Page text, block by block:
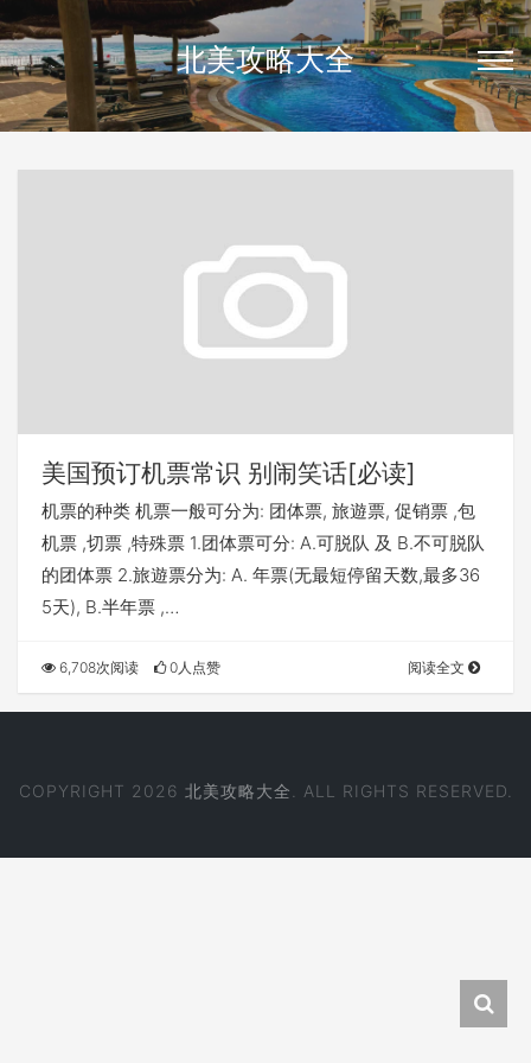
北美攻略大全
美国预订机票常识 别闹笑话[必读]
机票的种类 机票一般可分为: 团体票, 旅遊票, 促销票 ,包
机票 ,切票 ,特殊票 1.团体票可分: A.可脱队 及 B.不可脱队
的团体票 2.旅遊票分为: A. 年票(无最短停留天数,最多36
5天), B.半年票 ,…
6,708次阅读 0人点赞 阅读全文
COPYRIGHT 2026 北美攻略大全 . ALL RIGHTS RESERVED.